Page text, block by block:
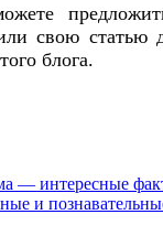
свою статью
блога.
— интересные
и